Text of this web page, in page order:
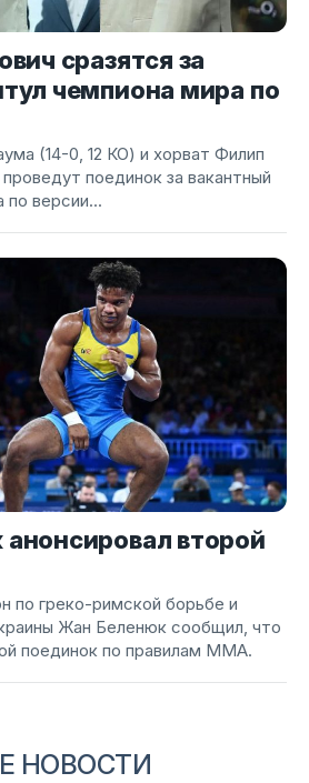
НОВОСТИ
сразятся за
чемпиона мира по
(14-0, 12 КО) и хорват Филип
поединок за вакантный
по версии...
второй
по греко-римской борьбе и
Жан Беленюк сообщил, что
поединок по правилам ММА.